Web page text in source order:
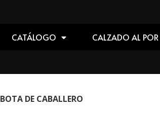
CATÁLOGO CALZADO AL
BOTA DE CABALLERO